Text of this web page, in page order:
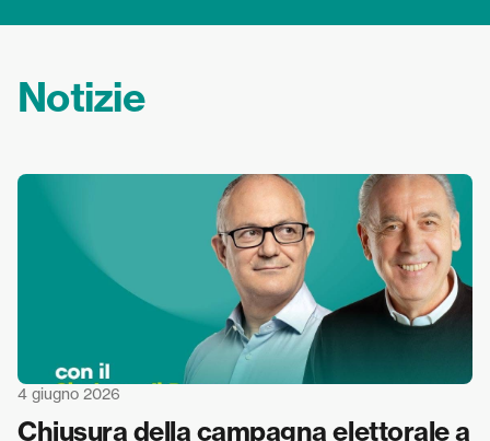
Notizie
4 giugno 2026
Chiusura della campagna elettorale a